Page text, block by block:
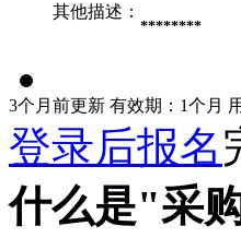
其他描述：
********
3个月前更新 有效期：1个月
登录后报名
什么是"采